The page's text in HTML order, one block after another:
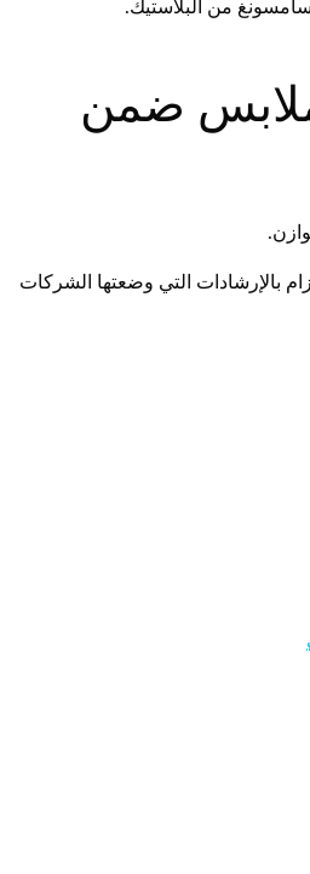
من البلاستيك.
ضمن
بالإرشادات التي وضعتها الشركات